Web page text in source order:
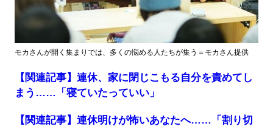
モカさんが開く集まりでは、多くの悩める人たちが集う＝モカさん提供
【関連記事】連休、家に閉じこもる自分を責めてし
まう……「寝ていたっていい」
【関連記事】連休明けが怖いあなたへ……「割り切